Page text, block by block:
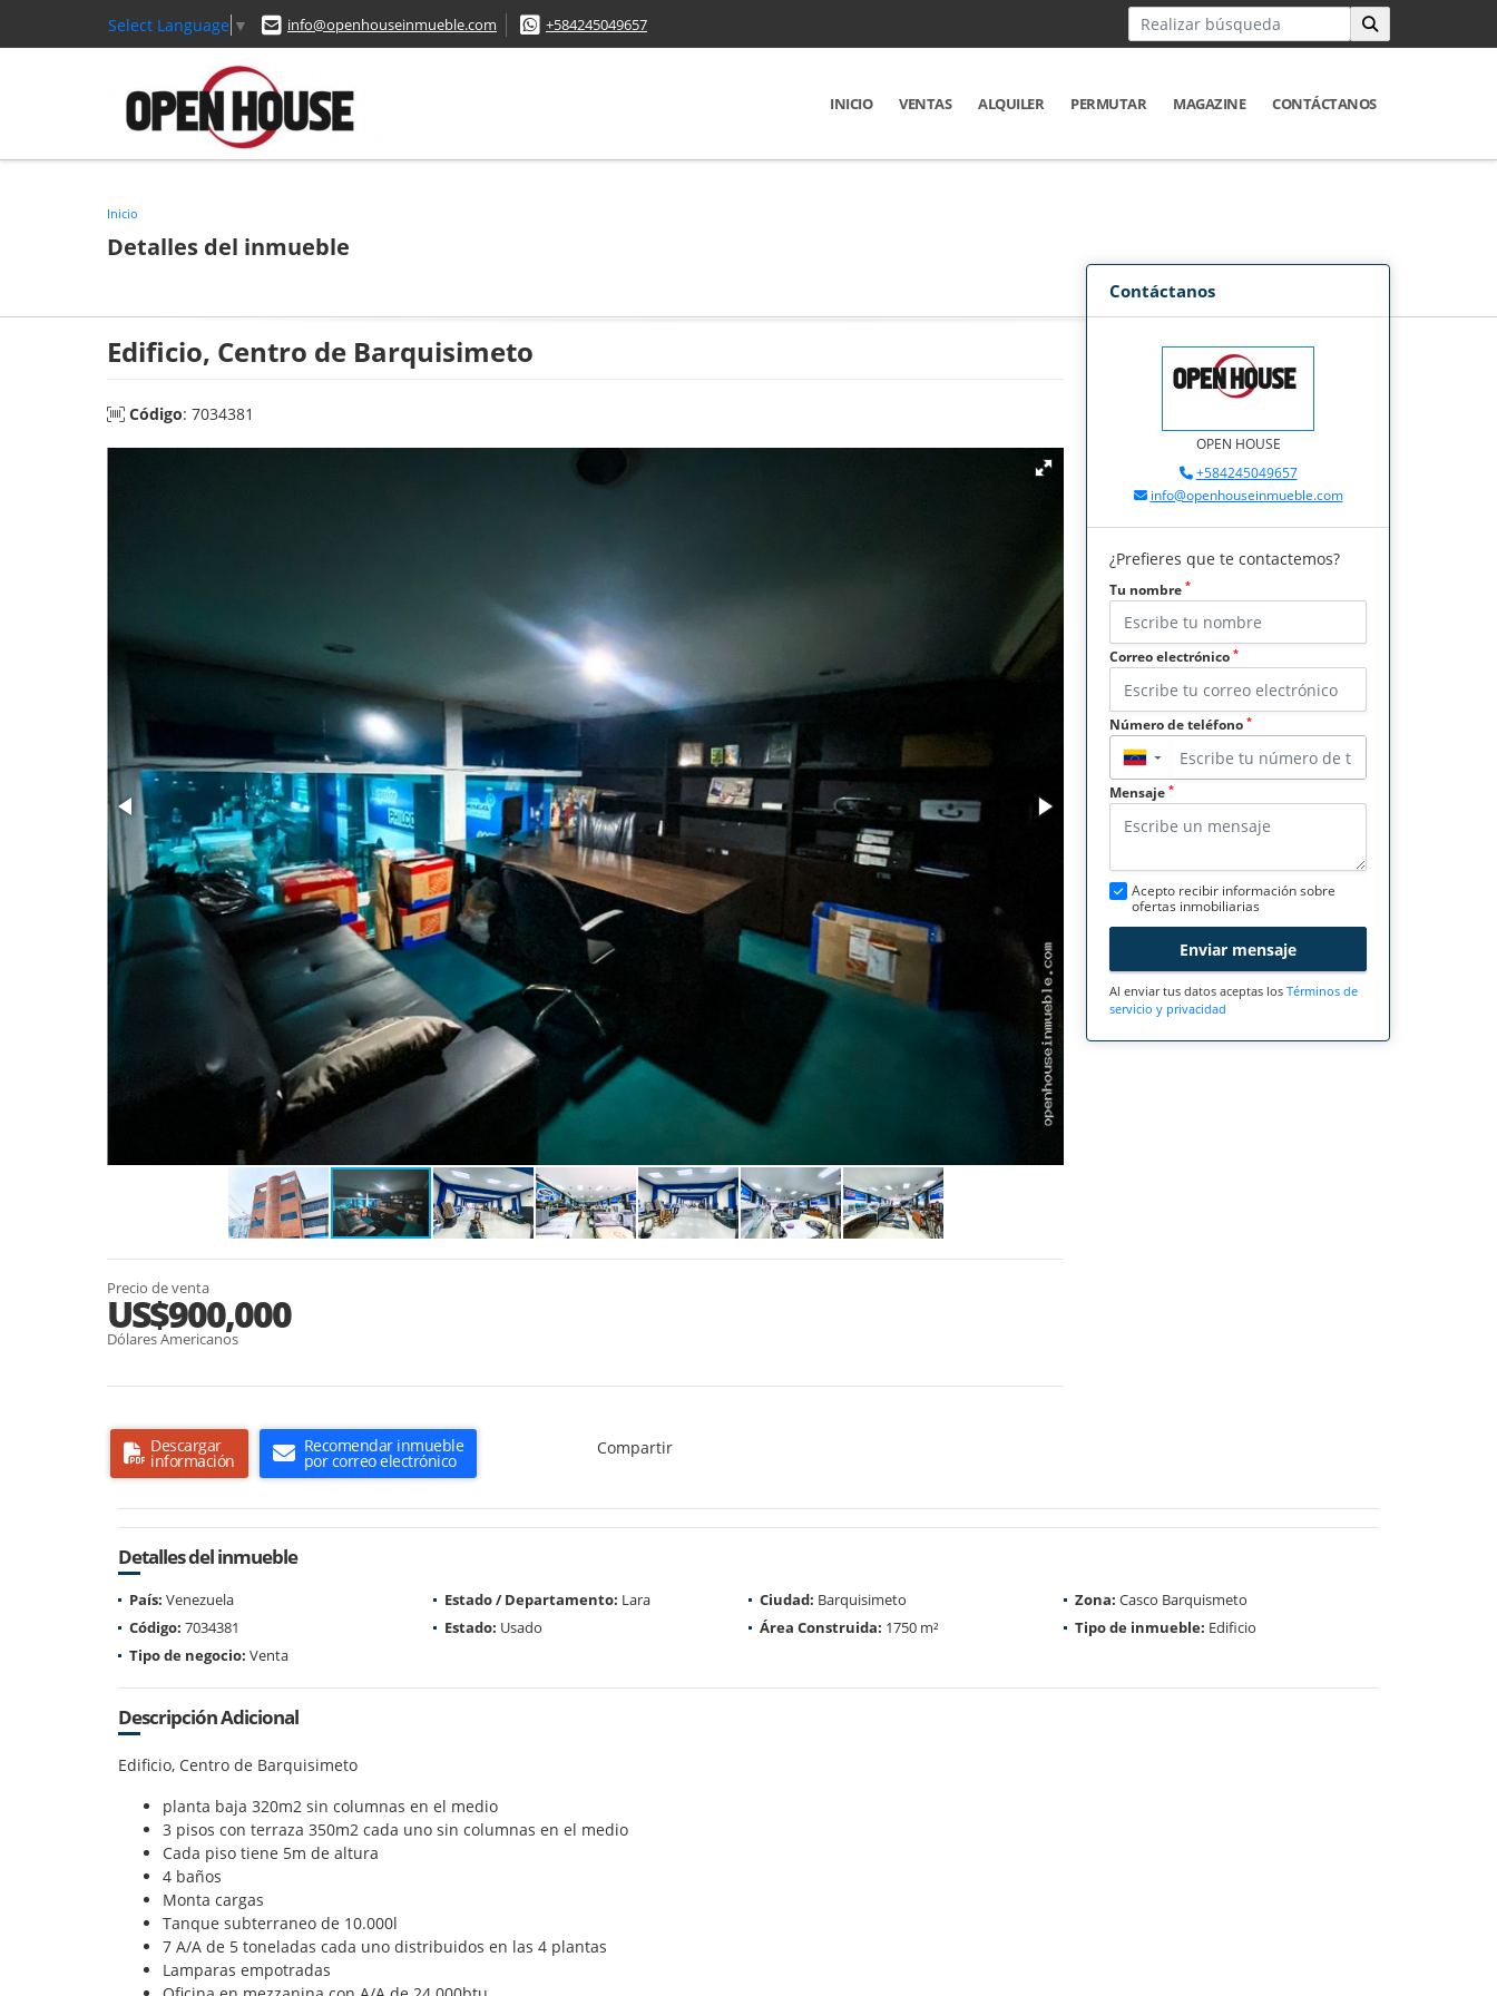
Select Language ▼ info@openhouseinmueble.com +584245049657
INICIO VENTAS ALQUILER PERMUTAR MAGAZINE CONTÁCTANOS
Inicio
Detalles del inmueble
Edificio, Centro de Barquisimeto
Código: 7034381
Precio de venta
US$900,000
Dólares Americanos
Descargar
información
Recomendar inmueble
por correo electrónico
Compartir
Contáctanos
OPEN HOUSE
+584245049657
info@openhouseinmueble.com
¿Prefieres que te contactemos?
Tu nombre *
Correo electrónico *
Número de teléfono *
▼
Mensaje *
Acepto recibir información sobre
ofertas inmobiliarias
Enviar mensaje
Al enviar tus datos aceptas los Términos de
servicio y privacidad
Detalles del inmueble
País: Venezuela Estado / Departamento: Lara Ciudad: Barquisimeto Zona: Casco Barquismeto
Código: 7034381 Estado: Usado Área Construida: 1750 m² Tipo de inmueble: Edificio
Tipo de negocio: Venta
Descripción Adicional
Edificio, Centro de Barquisimeto
planta baja 320m2 sin columnas en el medio
3 pisos con terraza 350m2 cada uno sin columnas en el medio
Cada piso tiene 5m de altura
4 baños
Monta cargas
Tanque subterraneo de 10.000l
7 A/A de 5 toneladas cada uno distribuidos en las 4 plantas
Lamparas empotradas